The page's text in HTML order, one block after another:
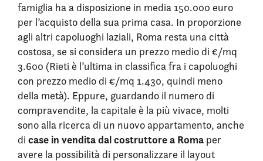
famiglia ha a disposizione in media 150.000 euro
per l’acquisto della sua prima casa. In proporzione
agli altri capoluoghi laziali, Roma resta una città
costosa, se si considera un prezzo medio di €/mq
3.600 (Rieti è l’ultima in classifica fra i capoluoghi
con prezzo medio di €/mq 1.430, quindi meno
della metà). Eppure, guardando il numero di
compravendite, la capitale è la più vivace, molti
sono alla ricerca di un nuovo appartamento, anche
di case in vendita dal costruttore a Roma per
avere la possibilità di personalizzare il layout